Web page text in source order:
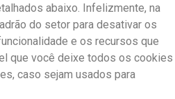
abaixo. Infelizmente, na
do setor para desativar os
e os recursos que
que você deixe todos os cookies
caso sejam usados ​​para